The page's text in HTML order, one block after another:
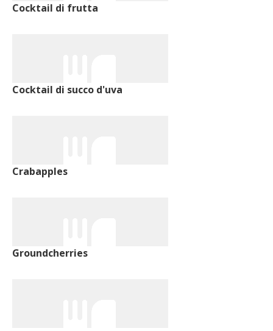
Cocktail di frutta
Cocktail di succo d'uva
Crabapples
Groundcherries